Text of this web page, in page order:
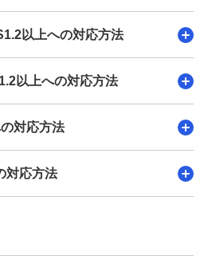
以上への対応方法
以上への対応方法
対応方法
対応方法